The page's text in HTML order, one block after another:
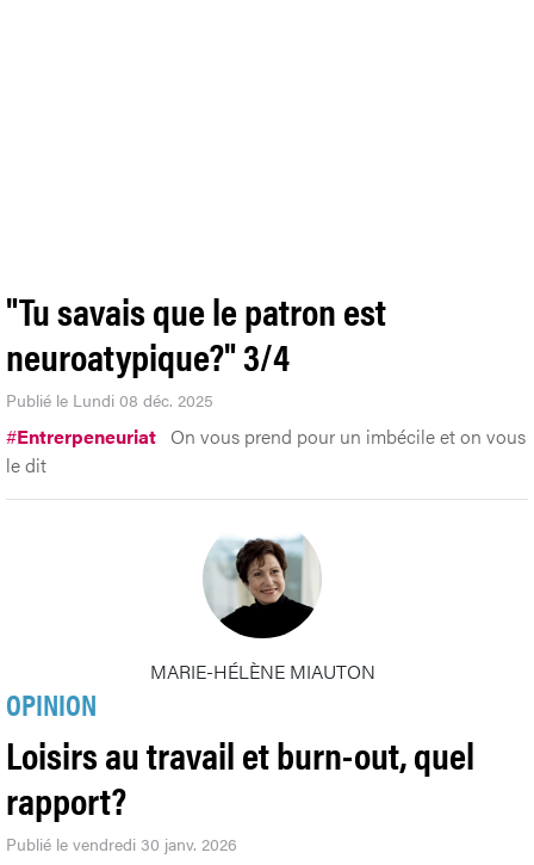
"Tu savais que le patron est
neuroatypique?" 3/4
Publié le Lundi 08 déc. 2025
#Entrerpeneuriat On vous prend pour un imbécile et on vous
le dit
MARIE-HÉLÈNE MIAUTON
OPINION
Loisirs au travail et burn-out, quel
rapport?
Publié le vendredi 30 janv. 2026